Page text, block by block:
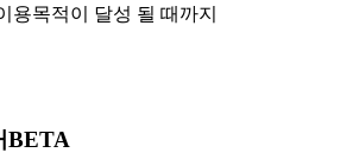
용목적이 달성 될 때까지
BETA